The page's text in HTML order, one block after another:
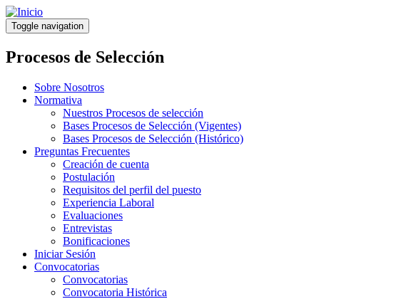
Pasar
al
contenido
principal
Toggle navigation
Procesos de Selección
Sobre Nosotros
Normativa
Nuestros Procesos de selección
Bases Procesos de Selección (Vigentes)
Bases Procesos de Selección (Histórico)
Preguntas Frecuentes
Creación de cuenta
Postulación
Requisitos del perfil del puesto
Experiencia Laboral
Evaluaciones
Entrevistas
Bonificaciones
Iniciar Sesión
Convocatorias
Convocatorias
Convocatoria Histórica